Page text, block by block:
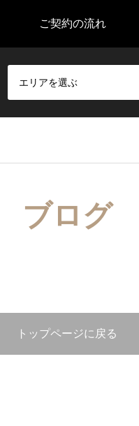
ご契約の流れ
エリアを選ぶ
ブログ
トップページに戻る